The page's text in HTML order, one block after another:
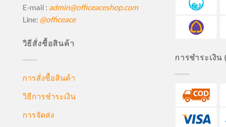
E-mail : admin@officeaceshop.com
Line: @officeace
วิธีสั่งซื้อสินค้า
การสั่งซื้อสินค้า
วิธีการชำระเงิน
การจัดส่ง
การชำระเงิน